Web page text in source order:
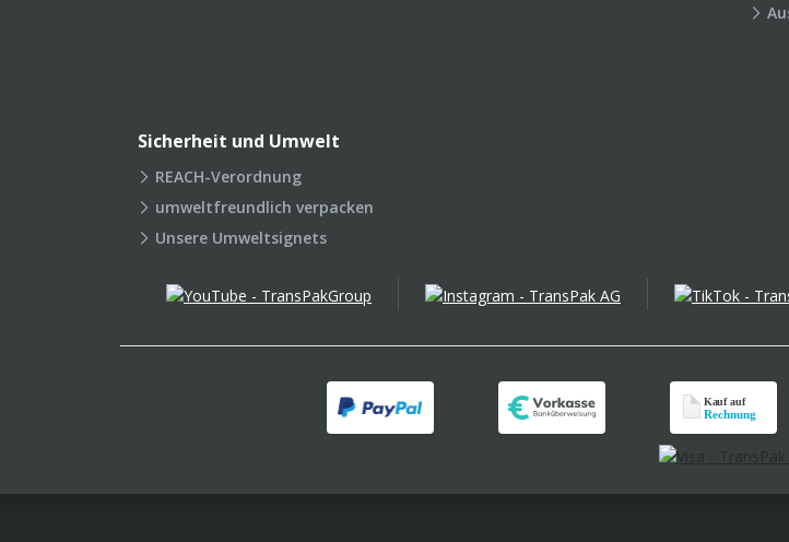
Sicherheit und Umwelt
REACH-Verordnung
umweltfreundlich verpacken
Unsere Umweltsignets